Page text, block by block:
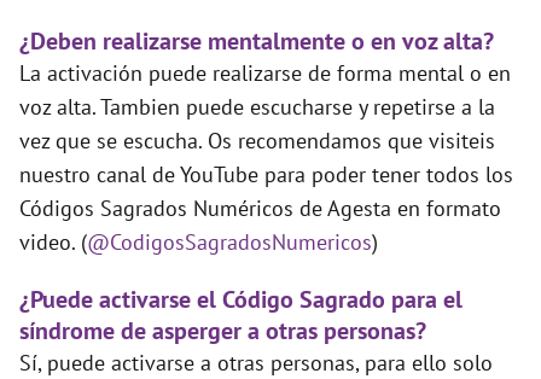
¿Deben realizarse mentalmente o en voz alta?
La activación puede realizarse de forma mental o en
voz alta. Tambien puede escucharse y repetirse a la
vez que se escucha. Os recomendamos que visiteis
nuestro canal de YouTube para poder tener todos los
Códigos Sagrados Numéricos de Agesta en formato
video. (@CodigosSagradosNumericos)
¿Puede activarse el Código Sagrado para el
síndrome de asperger a otras personas?
Sí, puede activarse a otras personas, para ello solo